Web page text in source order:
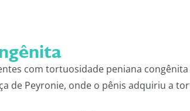
com tortuosidade peniana
de Peyronie, onde o pênis adquiriu a